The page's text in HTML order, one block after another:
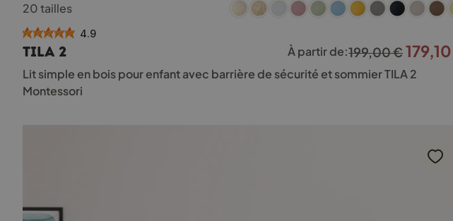
produit
a
plusieurs
variations.
Les
options
peuvent
20 tailles
4.9
TILA 2 À partir de:199,00€Le
prix
179,10
Lit simple en bois pour enfant avec barrière de sécurité et sommier TILA 2
Montessori